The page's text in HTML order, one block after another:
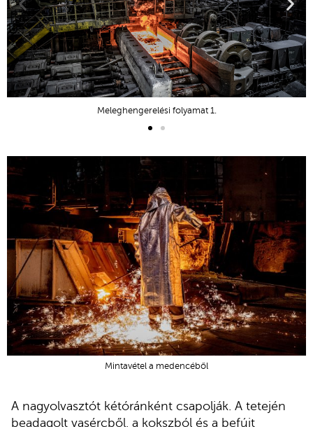
Meleghengerelési folyamat 1.
Mintavétel a medencéből
A nagyolvasztót kétóránként csapolják. A tetején
beadagolt vasércből, a kokszból és a befújt